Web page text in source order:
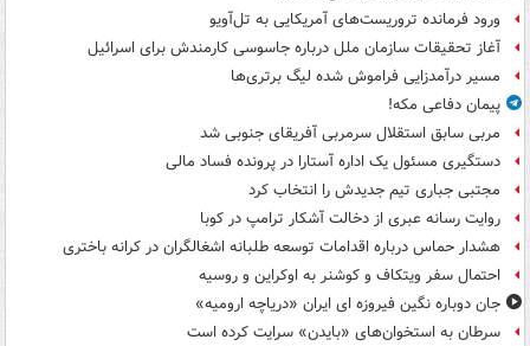
ورود فرمانده تروریست‌های آمریکایی به تل‌آویو
آغاز تحقیقات سازمان ملل درباره جاسوسی کارمندش برای اسرائیل
مسیر درآمدزایی فراموش شده لیگ برتری‌ها
پیمان دفاعی مکه!
مربی سابق استقلال سرمربی آفریقای جنوبی شد
دستگیری مسئول یک اداره آستارا در پرونده فساد مالی
مجتبی جباری تیم جدیدش را انتخاب کرد
روایت رسانه عبری از دخالت آشکار ترامپ در کوبا
هشدار حماس درباره اقدامات توسعه طلبانه اشغالگران در کرانه باختری
احتمال سفر ویتکاف و کوشنر به اوکراین و روسیه
جان دوباره نگین فیروزه ای ایران «دریاچه ارومیه»
سرطان به استخوان‌های «بایدن» سرایت کرده است